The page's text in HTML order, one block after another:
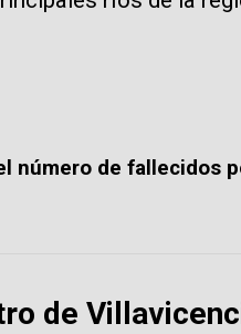
número de fallecidos
de